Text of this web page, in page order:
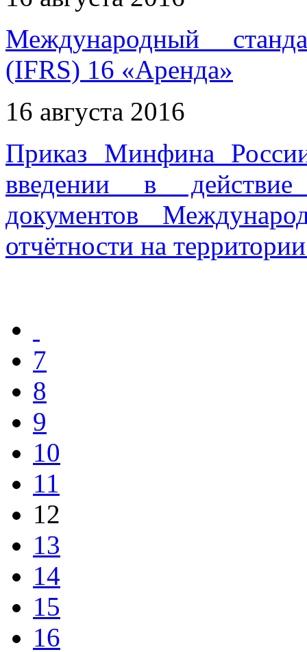
Международный
(IFRS) 16 «Аренда»
16 августа 2016
Приказ Минфина
введении в
документов
отчётности на
7
8
9
10
11
12
13
14
15
16